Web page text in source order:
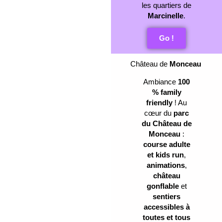
les quartiers de
Marcinelle.
Go !
Château de Monceau
Ambiance 100
% family
friendly! Au
cœur du parc
du Château de
Monceau :
course adulte
et kids run,
animations,
château
gonflableet
sentiers
accessibles à
toutes et tous